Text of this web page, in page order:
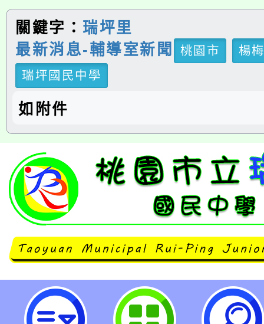
關鍵字： 瑞坪里
最新消息-輔導室新聞
桃園市
楊
瑞坪國民中學
如附件
轉知新生醫護管理專校辦理112年
快樂向前走－醫護保健小尖兵夏令